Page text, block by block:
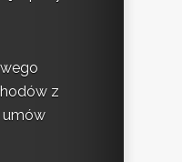
z
umów